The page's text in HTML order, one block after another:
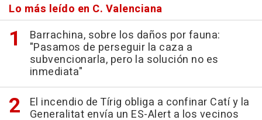
Lo más leído en C. Valenciana
Barrachina, sobre los daños por fauna:
"Pasamos de perseguir la caza a
subvencionarla, pero la solución no es
inmediata"
El incendio de Tírig obliga a confinar Catí y la
Generalitat envía un ES-Alert a los vecinos